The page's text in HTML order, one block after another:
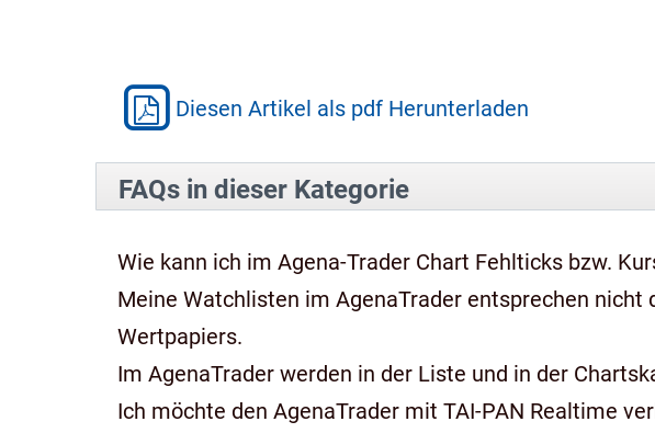
Diesen Artikel als pdf Herunterladen
FAQs in dieser Kategorie
Wie kann ich im Agena-Trader Chart Fehlticks bzw.
Meine Watchlisten im AgenaTrader entsprechen
Wertpapiers.
Im AgenaTrader werden in der Liste und in der
Ich möchte den AgenaTrader mit TAI-PAN Realtime